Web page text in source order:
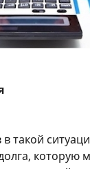
такой
которую